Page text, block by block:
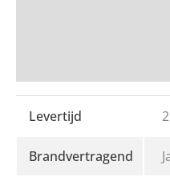
Levertijd
Brandvertragend